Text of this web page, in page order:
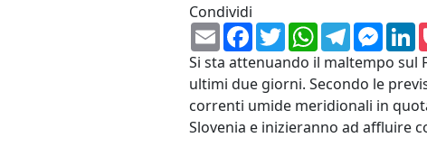
Condividi
EmailFacebook
TwitterWhatsApp
Telegram
Si sta attenuando il maltempo sul
ultimi due giorni. Secondo le
correnti umide meridionali in
Slovenia e inizieranno ad affluire